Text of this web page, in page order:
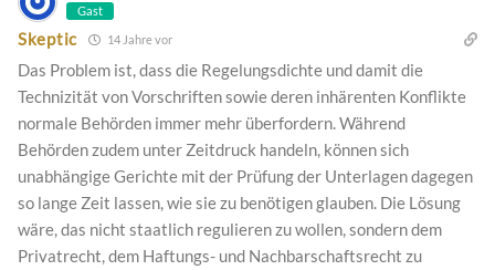
Gast
Skeptic 14 Jahre vor
Das Problem ist, dass die Regelungsdichte und damit die
Technizität von Vorschriften sowie deren inhärenten Konflikte
normale Behörden immer mehr überfordern. Während
Behörden zudem unter Zeitdruck handeln, können sich
unabhängige Gerichte mit der Prüfung der Unterlagen dagegen
so lange Zeit lassen, wie sie zu benötigen glauben. Die Lösung
wäre, das nicht staatlich regulieren zu wollen, sondern dem
Privatrecht, dem Haftungs- und Nachbarschaftsrecht zu